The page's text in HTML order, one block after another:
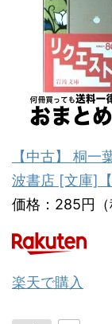
【中古】 桐
波書店 [文庫]【
価格：285円
楽天で購入